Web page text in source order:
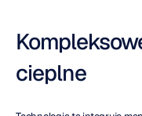
cieplne